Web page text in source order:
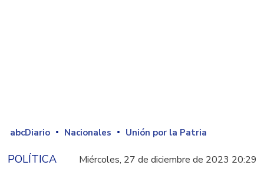
abcDiario Nacionales Unión por la Patria
POLÍTICA Miércoles, 27 de diciembre de 2023 20:29